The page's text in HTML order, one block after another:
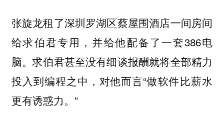
张旋龙租了深圳罗湖区蔡屋围酒店一间房间
给求伯君专用，并给他配备了一套386电
脑。求伯君甚至没有细谈报酬就将全部精力
投入到编程之中，对他而言“做软件比薪水
更有诱惑力。”